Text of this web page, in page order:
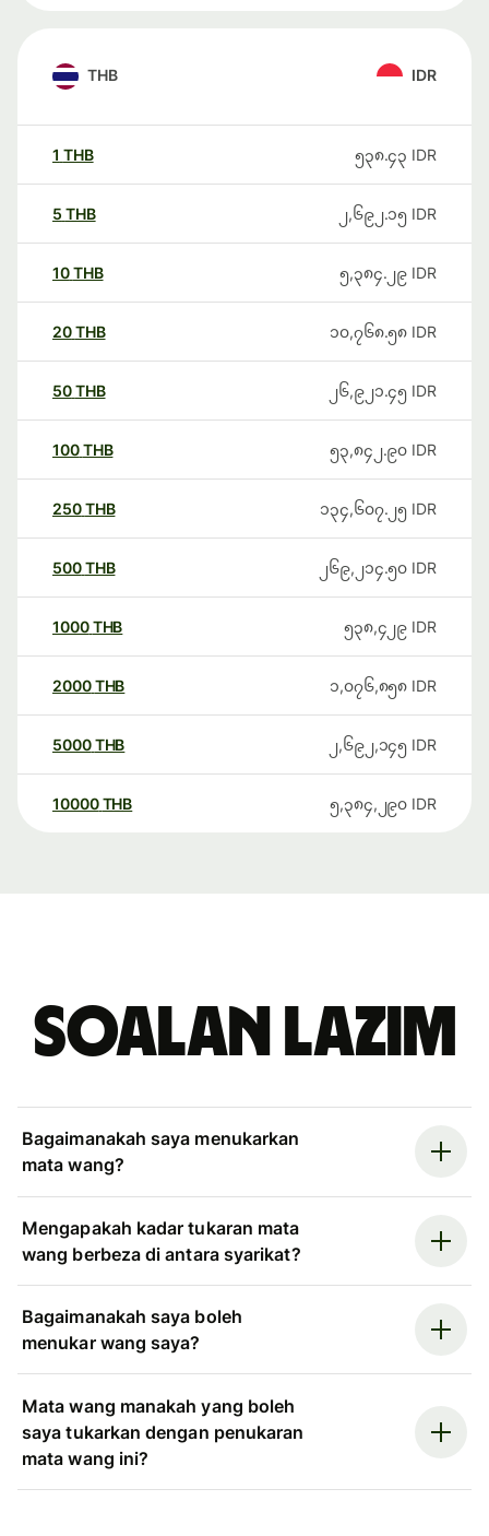
THB IDR
1 THB ၅၃၈.၄၃ IDR
5 THB ၂,၆၉၂.၁၅ IDR
10THB ၅,၃၈၄.၂၉ IDR
20THB ၁၀,၇၆၈.၅၈ IDR
50THB ၂၆,၉၂၁.၄၅ IDR
100THB ၅၃,၈၄၂.၉၀ IDR
250THB ၁၃၄,၆၀၇.၂၅ IDR
500THB ၂၆၉,၂၁၄.၅၀ IDR
1000THB ၅၃၈,၄၂၉ IDR
2000THB ၁,၀၇၆,၈၅၈ IDR
5000THB ၂,၆၉၂,၁၄၅ IDR
10000 THB ၅,၃၈၄,၂၉၀ IDR
Soalan Lazim
Bagaimanakah saya menukarkan
mata wang?
Mengapakah kadar tukaran mata
wang berbeza di antara syarikat?
Bagaimanakah saya boleh
menukar wang saya?
Mata wang manakah yang boleh
saya tukarkan dengan penukaran
mata wang ini?